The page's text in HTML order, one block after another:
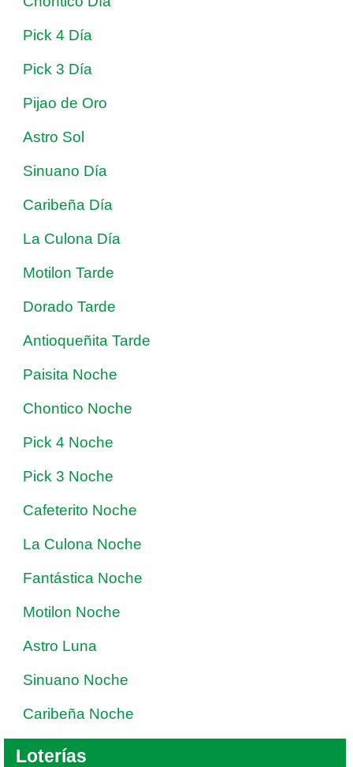
Pick 4 Día
Pick 3 Día
Pijao de Oro
Astro Sol
Sinuano Día
Caribeña Día
La Culona Día
Motilon Tarde
Dorado Tarde
Antioqueñita Tarde
Paisita Noche
Chontico Noche
Pick 4 Noche
Pick 3 Noche
Cafeterito Noche
La Culona Noche
Fantástica Noche
Motilon Noche
Astro Luna
Sinuano Noche
Caribeña Noche
Loterías